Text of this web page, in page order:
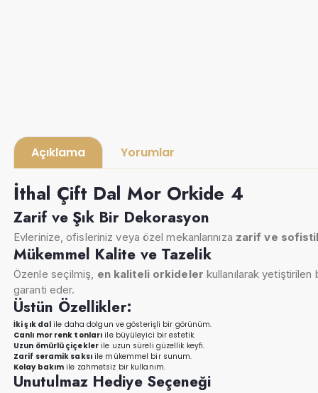
Açıklama Yorumlar
İthal Çift Dal Mor Orkide 4
Zarif ve Şık Bir Dekorasyon
Evlerinize, ofisleriniz veya özel mekanlarınıza zarif ve
Mükemmel Kalite ve Tazelik
Özenle seçilmiş, en kaliteli orkideler kullanılarak
garanti eder.
Üstün Özellikler:
İki şık dal ile daha dolgun ve gösterişli bir görünüm.
Canlı mor renk tonları ile büyüleyici bir estetik.
Uzun ömürlü çiçekler ile uzun süreli güzellik keyfi.
Zarif seramik saksıile mükemmel bir sunum.
Kolay bakım ile zahmetsiz bir kullanım.
Unutulmaz Hediye Seçeneği